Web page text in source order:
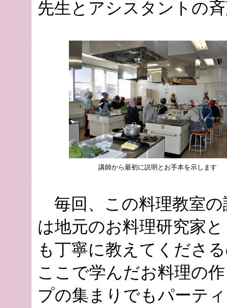
先生とアシスタントの
講師から最初に説明とお手本を示します
毎回、この料理教室の
は地元のお料理研究家
も丁寧に教えてくださ
ここで学んだお料理の
プの集まりでもパーテ